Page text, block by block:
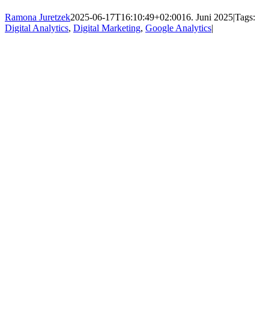
Ramona Juretzek2025-06-17T16:10:49+02:0016. Juni 2025|Tags:
Digital Analytics, Digital Marketing, Google Analytics|